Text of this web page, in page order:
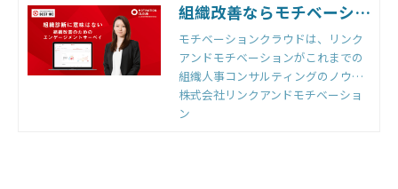
組織改善ならモチベーショ
ンクラウド
モチベーションクラウドは、リンク
アンドモチベーションがこれまでの
組織人事コンサルティングのノウハ
ウをもとに開発した国内初の組織改
善クラウドです。組織のモノサシ
株式会社リンクアンドモチベーショ
ン